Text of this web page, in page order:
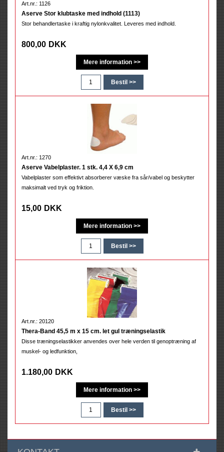
Art.nr.: 1126
Aserve Stor klubtaske med indhold (1113)
Stor behandlertaske i kraftig nylonkvalitet. Leveres med indhold.
800,00 DKK
Art.nr.: 1270
Aserve Vabelplaster. 1 stk. 4,4 X 6,9 cm
Vabelplaster som effektivt absorberer væske fra sår/vabel og beskytter
maksimalt ved tryk og friktion.
15,00 DKK
Art.nr.: 20120
Thera-Band 45,5 m x 15 cm. let gul træningselastik
Disse træningselastikker anvendes over hele verden til genoptræning af
muskel- og ledfunktion,
1.180,00 DKK